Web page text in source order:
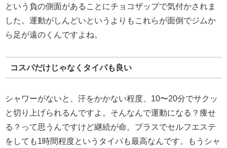
という負の側面があることにチョコザップで気付かされま
した。運動がしんどいというよりもこれらが面倒でジムか
ら足が遠のくんですよね。
コスパだけじゃなくタイパも良い
シャワーがないと、汗をかかない程度、10〜20分でサクッ
と切り上げられるんですよ。そんなんで運動になる？痩せ
る？って思うんですけど継続が命。プラスでセルフエステ
をしても1時間程度というタイパも最高なんです。もうシャ